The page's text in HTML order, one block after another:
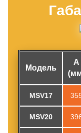
Модель
A
MSV17
MSV20